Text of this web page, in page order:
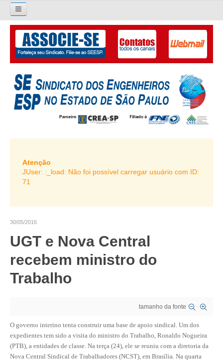
Pesquisar...
O SINDICATO
APRESENTAÇÃO
PALAVRA DO PRESIDENTE
DIRETORIA
LIVRO GESTÃO 2026-2029
SUBSEDES SINDICAIS
ORGANOGRAMA
CRESCE BRASIL
CONSELHO TECNOLÓGICO
HISTÓRICO E ATUAÇÃO
CONSELHOS ASSESSORES
PERSONALIDADES DA TECNOLOGIA
Atenção
JUser: :_load: Não foi possível carregar usuário com ID:
71
30/05/2016
UGT e Nova Central
recebem ministro do
Trabalho
tamanho da fonte
O governo interino tenta construir uma base de apoio sindical. Um dos
expedientes tem sido a visita do ministro do Trabalho, Ronaldo Nogueira
(PTB), a entidades de classe. Na terça (24), ele se reuniu com a diretoria da
Nova Central Sindical de Trabalhadores (NCST), em Brasília. Na quarta